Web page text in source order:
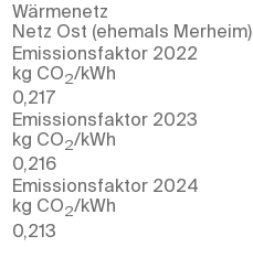
Wärmenetz
Netz Ost (ehemals Merheim)
Emissionsfaktor 2022
kg CO2/kWh
0,217
Emissionsfaktor 2023
kg CO2/kWh
0,216
Emissionsfaktor 2024
kg CO2/kWh
0,213